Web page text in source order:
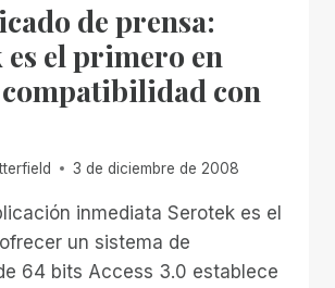
de prensa:
es el primero en
con
3 de diciembre de 2008
inmediata Serotek es el
un sistema de
64 bits Access 3.0 establece